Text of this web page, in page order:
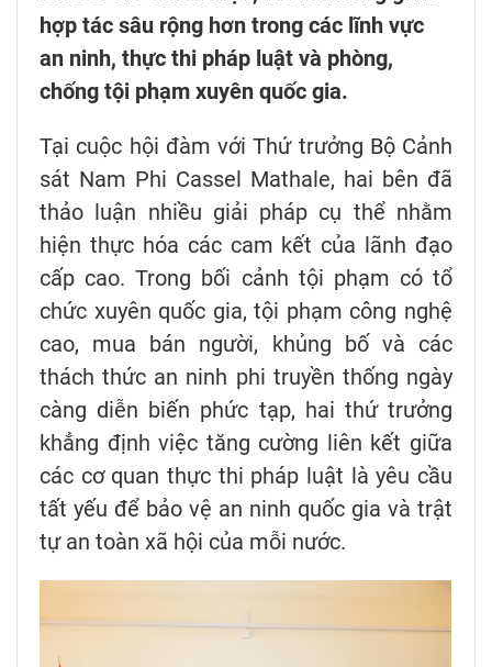
hợp tác sâu rộng hơn trong các lĩnh vực
an ninh, thực thi pháp luật và phòng,
chống tội phạm xuyên quốc gia.
Tại cuộc hội đàm với Thứ trưởng Bộ Cảnh
sát Nam Phi Cassel Mathale, hai bên đã
thảo luận nhiều giải pháp cụ thể nhằm
hiện thực hóa các cam kết của lãnh đạo
cấp cao. Trong bối cảnh tội phạm có tổ
chức xuyên quốc gia, tội phạm công nghệ
cao, mua bán người, khủng bố và các
thách thức an ninh phi truyền thống ngày
càng diễn biến phức tạp, hai thứ trưởng
khẳng định việc tăng cường liên kết giữa
các cơ quan thực thi pháp luật là yêu cầu
tất yếu để bảo vệ an ninh quốc gia và trật
tự an toàn xã hội của mỗi nước.